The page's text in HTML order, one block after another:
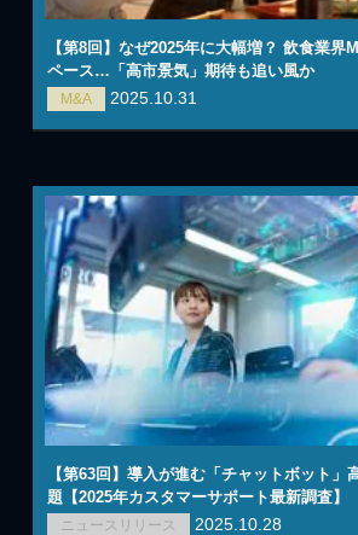
【第8回】なぜ2025年に大幅増？ 飲食業界
ペース…「高市景気」期待も追い風か
M&A
2025.10.31
【第63回】導入が進む「チャットボット」
題【2025年カスタマーサポート最新調査】
ニュースリリース
2025.10.28